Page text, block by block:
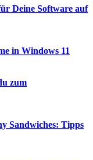
Deine Software auf
in Windows 11
zum
Sandwiches: Tipps